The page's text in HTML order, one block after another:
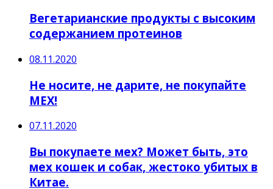
Вегетарианские продукты с высоким
содержанием протеинов
08.11.2020
Не носите, не дарите, не покупайте
МЕХ!
07.11.2020
Вы покупаете мех? Может быть, это
мех кошек и собак, жестоко убитых в
Китае.